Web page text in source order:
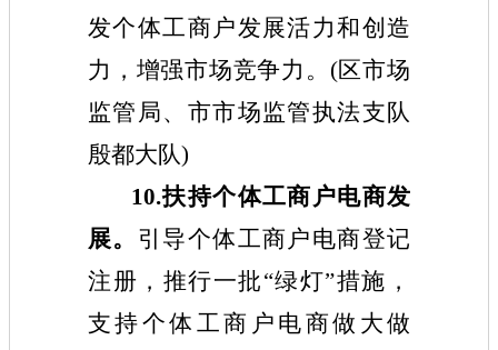
发个体工商户发展活力和创造
力，增强市场竞争力。(区市场
监管局、市市场监管执法支队
殷都大队)
10.扶持个体工商户电商发
展。 引导个体工商户电商登记
注册，推行一批“绿灯”措施，
支持个体工商户电商做大做